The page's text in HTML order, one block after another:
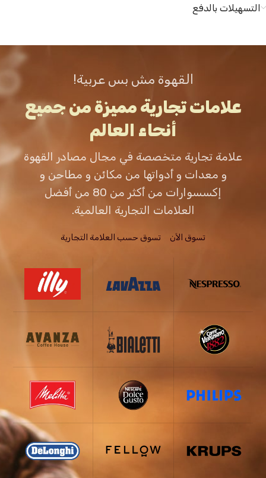
التسهيلات بالدفع
القهوة مش بس عربية!
علامات تجارية مميزة من جميع
أنحاء العالم
علامة تجارية متخصصة في مجال مصادر القهوة
و معدات و أدواتها من مكائن و مطاحن و
إكسسوارات من أكثر من 80 من أفضل
العلامات التجارية العالمية.
تسوق الاَن تسوق حسب العلامة التجارية